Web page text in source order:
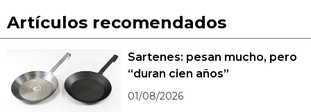
Artículos recomendados
Sartenes: pesan mucho, pero
“duran cien años”
01/08/2026